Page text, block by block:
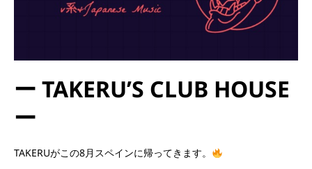
ー TAKERU’S CLUB HOUSE
ー
TAKERUがこの8月スペインに帰ってきます。